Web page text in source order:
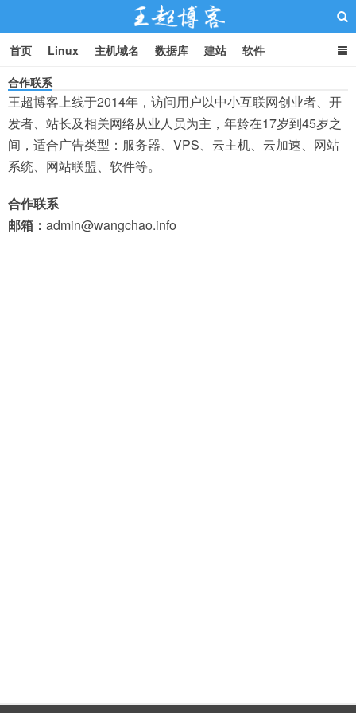
王超博客
首页 Linux 主机域名 数据库 建站
软件
合作联系
王超博客上线于2014年，访问用户以中小互联网创业者、开
发者、站长及相关网络从业人员为主，年龄在17岁到45岁之
间，适合广告类型：服务器、VPS、云主机、云加速、网站
系统、网站联盟、软件等。
合作联系
邮箱： admin@wangchao.info